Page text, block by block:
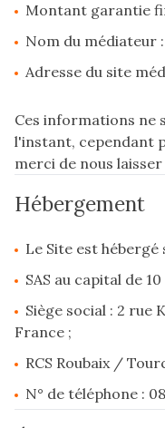
Montant garantie
Nom du médiateur
Adresse du site
Ces informations ne
l'instant, cependant
merci de nous
Hébergement
Le Site est hébergé
SAS au capital de
Siège social : 2 rue
France ;
RCS Roubaix /
N° de téléphone :